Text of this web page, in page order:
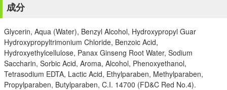
成分
Glycerin, Aqua (Water), Benzyl Alcohol, Hydroxypropyl Guar
Hydroxypropyltrimonium Chloride, Benzoic Acid,
Hydroxyethylcellulose, Panax Ginseng Root Water, Sodium
Saccharin, Sorbic Acid, Aroma, Alcohol, Phenoxyethanol,
Tetrasodium EDTA, Lactic Acid, Ethylparaben, Methylparaben,
Propylparaben, Butylparaben, C.I. 14700 (FD&C Red No.4).